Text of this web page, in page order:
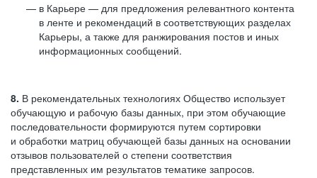
в Карьере — для предложения релевантного контента
в ленте и рекомендаций в соответствующих разделах
Карьеры, а также для ранжирования постов и иных
информационных сообщений.
8. В рекомендательных технологиях Общество использует
обучающую и рабочую базы данных, при этом обучающие
последовательности формируются путем сортировки
и обработки матриц обучающей базы данных на основании
отзывов пользователей о степени соответствия
представленных им результатов тематике запросов.